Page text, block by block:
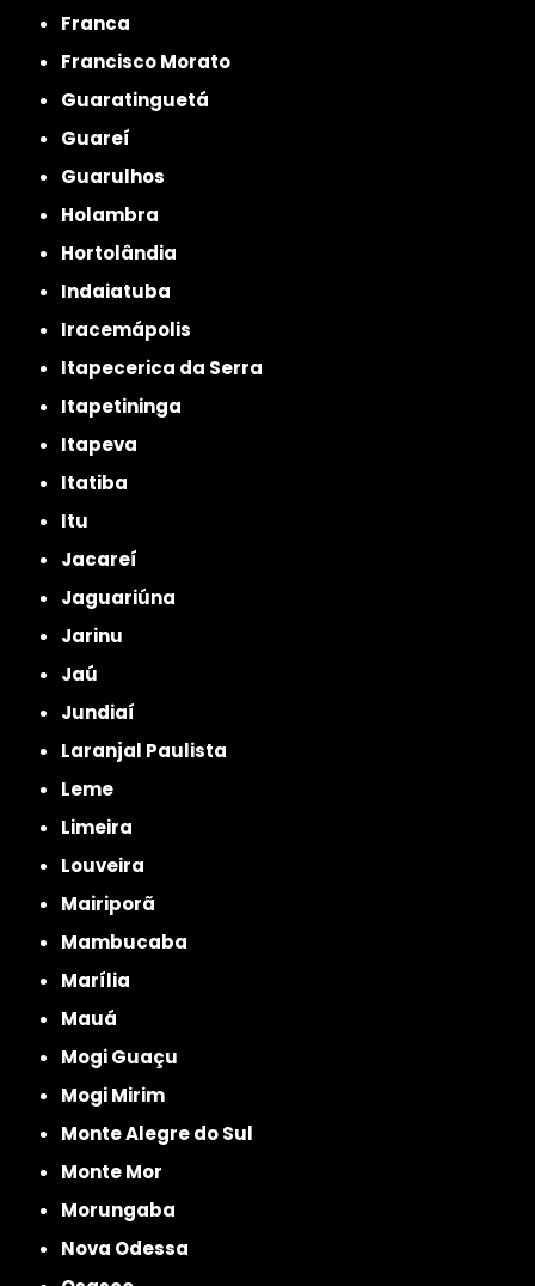
Franca
Francisco Morato
Guaratinguetá
Guareí
Guarulhos
Holambra
Hortolândia
Indaiatuba
Iracemápolis
Itapecerica da Serra
Itapetininga
Itapeva
Itatiba
Itu
Jacareí
Jaguariúna
Jarinu
Jaú
Jundiaí
Laranjal Paulista
Leme
Limeira
Louveira
Mairiporã
Mambucaba
Marília
Mauá
Mogi Guaçu
Mogi Mirim
Monte Alegre do Sul
Monte Mor
Morungaba
Nova Odessa